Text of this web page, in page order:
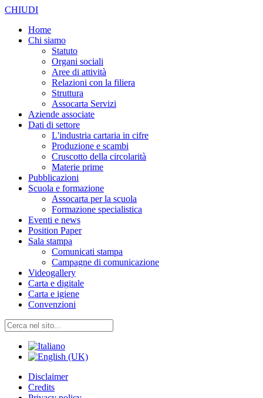
CHIUDI
Home
Chi siamo
Statuto
Organi sociali
Aree di attività
Relazioni con la filiera
Struttura
Assocarta Servizi
Aziende associate
Dati di settore
L'industria cartaria in cifre
Produzione e scambi
Cruscotto della circolarità
Materie prime
Pubblicazioni
Scuola e formazione
Assocarta per la scuola
Formazione specialistica
Eventi e news
Position Paper
Sala stampa
Comunicati stampa
Campagne di comunicazione
Videogallery
Carta e digitale
Carta e igiene
Convenzioni
Disclaimer
Credits